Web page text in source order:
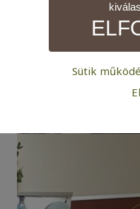
Statisztikai:
A weboldal
weboldalunkat
legmagasabb
látogatóinknak. Ezért
Sütik